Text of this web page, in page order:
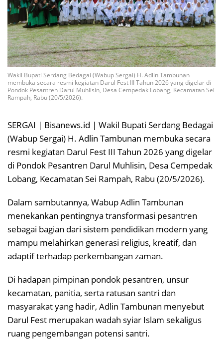
Wakil Bupati Serdang Bedagai (Wabup Sergai) H. Adlin Tambunan
membuka secara resmi kegiatan Darul Fest III Tahun 2026 yang digelar di
Pondok Pesantren Darul Muhlisin, Desa Cempedak Lobang, Kecamatan Sei
Rampah, Rabu (20/5/2026).
SERGAI | Bisanews.id | Wakil Bupati Serdang Bedagai
(Wabup Sergai) H. Adlin Tambunan membuka secara
resmi kegiatan Darul Fest III Tahun 2026 yang digelar
di Pondok Pesantren Darul Muhlisin, Desa Cempedak
Lobang, Kecamatan Sei Rampah, Rabu (20/5/2026).
Dalam sambutannya, Wabup Adlin Tambunan
menekankan pentingnya transformasi pesantren
sebagai bagian dari sistem pendidikan modern yang
mampu melahirkan generasi religius, kreatif, dan
adaptif terhadap perkembangan zaman.
Di hadapan pimpinan pondok pesantren, unsur
kecamatan, panitia, serta ratusan santri dan
masyarakat yang hadir, Adlin Tambunan menyebut
Darul Fest merupakan wadah syiar Islam sekaligus
ruang pengembangan potensi santri.